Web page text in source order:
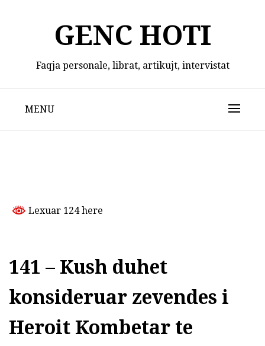
GENC HOTI
Faqja personale, librat, artikujt, intervistat
MENU
Lexuar 124 here
141 – Kush duhet
konsideruar zevendes i
Heroit Kombetar te